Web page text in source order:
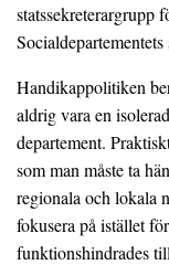
statssekreterargrupp
Handikappolitiken
aldrig vara en
departement.
som man måste ta
regionala och lokala
fokusera på istället
funktionshindrades